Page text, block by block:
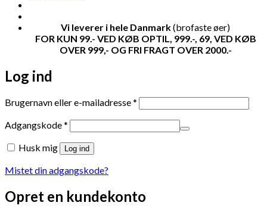
Vi leverer i hele Danmark(brofaste øer)
FOR KUN 99.- VED KØB OPTIL, 999.-, 69, VED KØB
OVER 999,- OG FRI FRAGT OVER 2000.-
Log ind
Brugernavn eller e-mailadresse* Påkrævet
Adgangskode* Påkrævet
Husk mig Log ind
Mistet din adgangskode?
Opret en kundekonto